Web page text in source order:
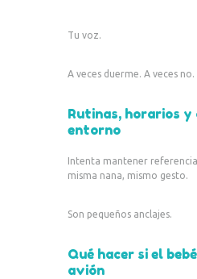
Tu voz.
A veces duerme. A veces no.
Rutinas, horarios
entorno
Intenta mantener
misma nana, mismo gesto.
Son pequeños anclajes.
Qué hacer si el
avión